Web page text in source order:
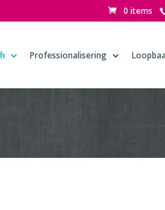
0 items
Professionalisering